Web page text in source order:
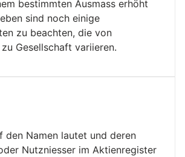
bestimmten Ausmass erhöht
sind noch einige
zu beachten, die von
Gesellschaft variieren.
den Namen lautet und deren
Nutzniesser im Aktienregister